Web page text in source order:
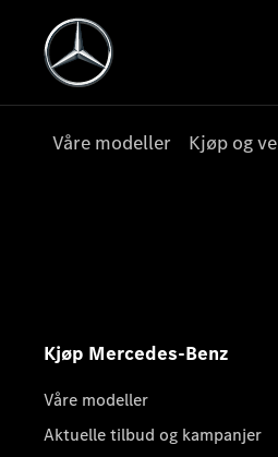
Våre modeller Kjøp og
Kjøp Mercedes-Benz
Våre modeller
Aktuelle tilbud og kampanjer